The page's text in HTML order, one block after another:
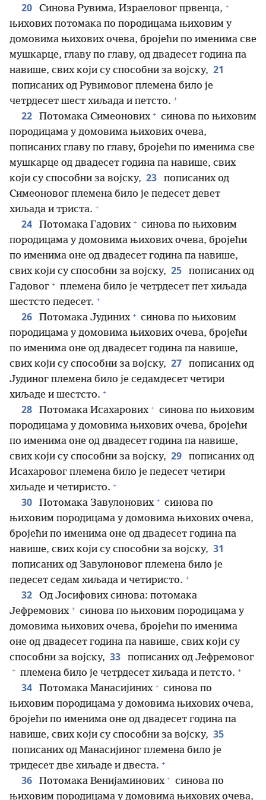
20 Синова Рувима, Израеловог првенца, +
њихових потомака по породицама њиховим у
домовима њихових очева, бројећи по именима све
мушкарце, главу по главу, од двадесет година па
навише, свих који су способни за војску, 21
пописаних од Рувимовог племена било је
четрдесет шест хиљада и петсто. +
22 Потомака Симеонових + синова по њиховим
породицама у домовима њихових очева,
пописаних главу по главу, бројећи по именима све
мушкарце од двадесет година па навише, свих
који су способни за војску, 23
пописаних од
Симеоновог племена било је педесет девет
хиљада и триста. +
24 Потомака Гадових + синова по њиховим
породицама у домовима њихових очева, бројећи
по именима оне од двадесет година па навише,
свих који су способни за војску, 25
пописаних од
Гадовог + племена било је четрдесет пет хиљада
шестсто педесет. +
26 Потомака Јудиних + синова по њиховим
породицама у домовима њихових очева, бројећи
по именима оне од двадесет година па навише,
свих који су способни за војску, 27
пописаних од
Јудиног племена било је седамдесет четири
хиљаде и шестсто. +
28 Потомака Исахарових + синова по њиховим
породицама у домовима њихових очева, бројећи
по именима оне од двадесет година па навише,
свих који су способни за војску, 29
пописаних од
Исахаровог племена било је педесет четири
хиљаде и четиристо. +
30 Потомака Завулонових + синова по
њиховим породицама у домовима њихових очева,
бројећи по именима оне од двадесет година па
навише, свих који су способни за војску, 31
пописаних од Завулоновог племена било је
педесет седам хиљада и четиристо. +
32
Од Јосифових синова: потомака
Јефремових + синова по њиховим породицама у
домовима њихових очева, бројећи по именима
оне од двадесет година па навише, свих који су
способни за војску, 33 пописаних од Јефремовог
+ племена било је четрдесет хиљада и петсто. +
34 Потомака Манасијиних + синова по
њиховим породицама у домовима њихових очева,
бројећи по именима оне од двадесет година па
навише, свих који су способни за војску, 35
пописаних од Манасијиног племена било је
тридесет две хиљаде и двеста. +
36 Потомака Венијаминових + синова по
њиховим породицама у домовима њихових очева,